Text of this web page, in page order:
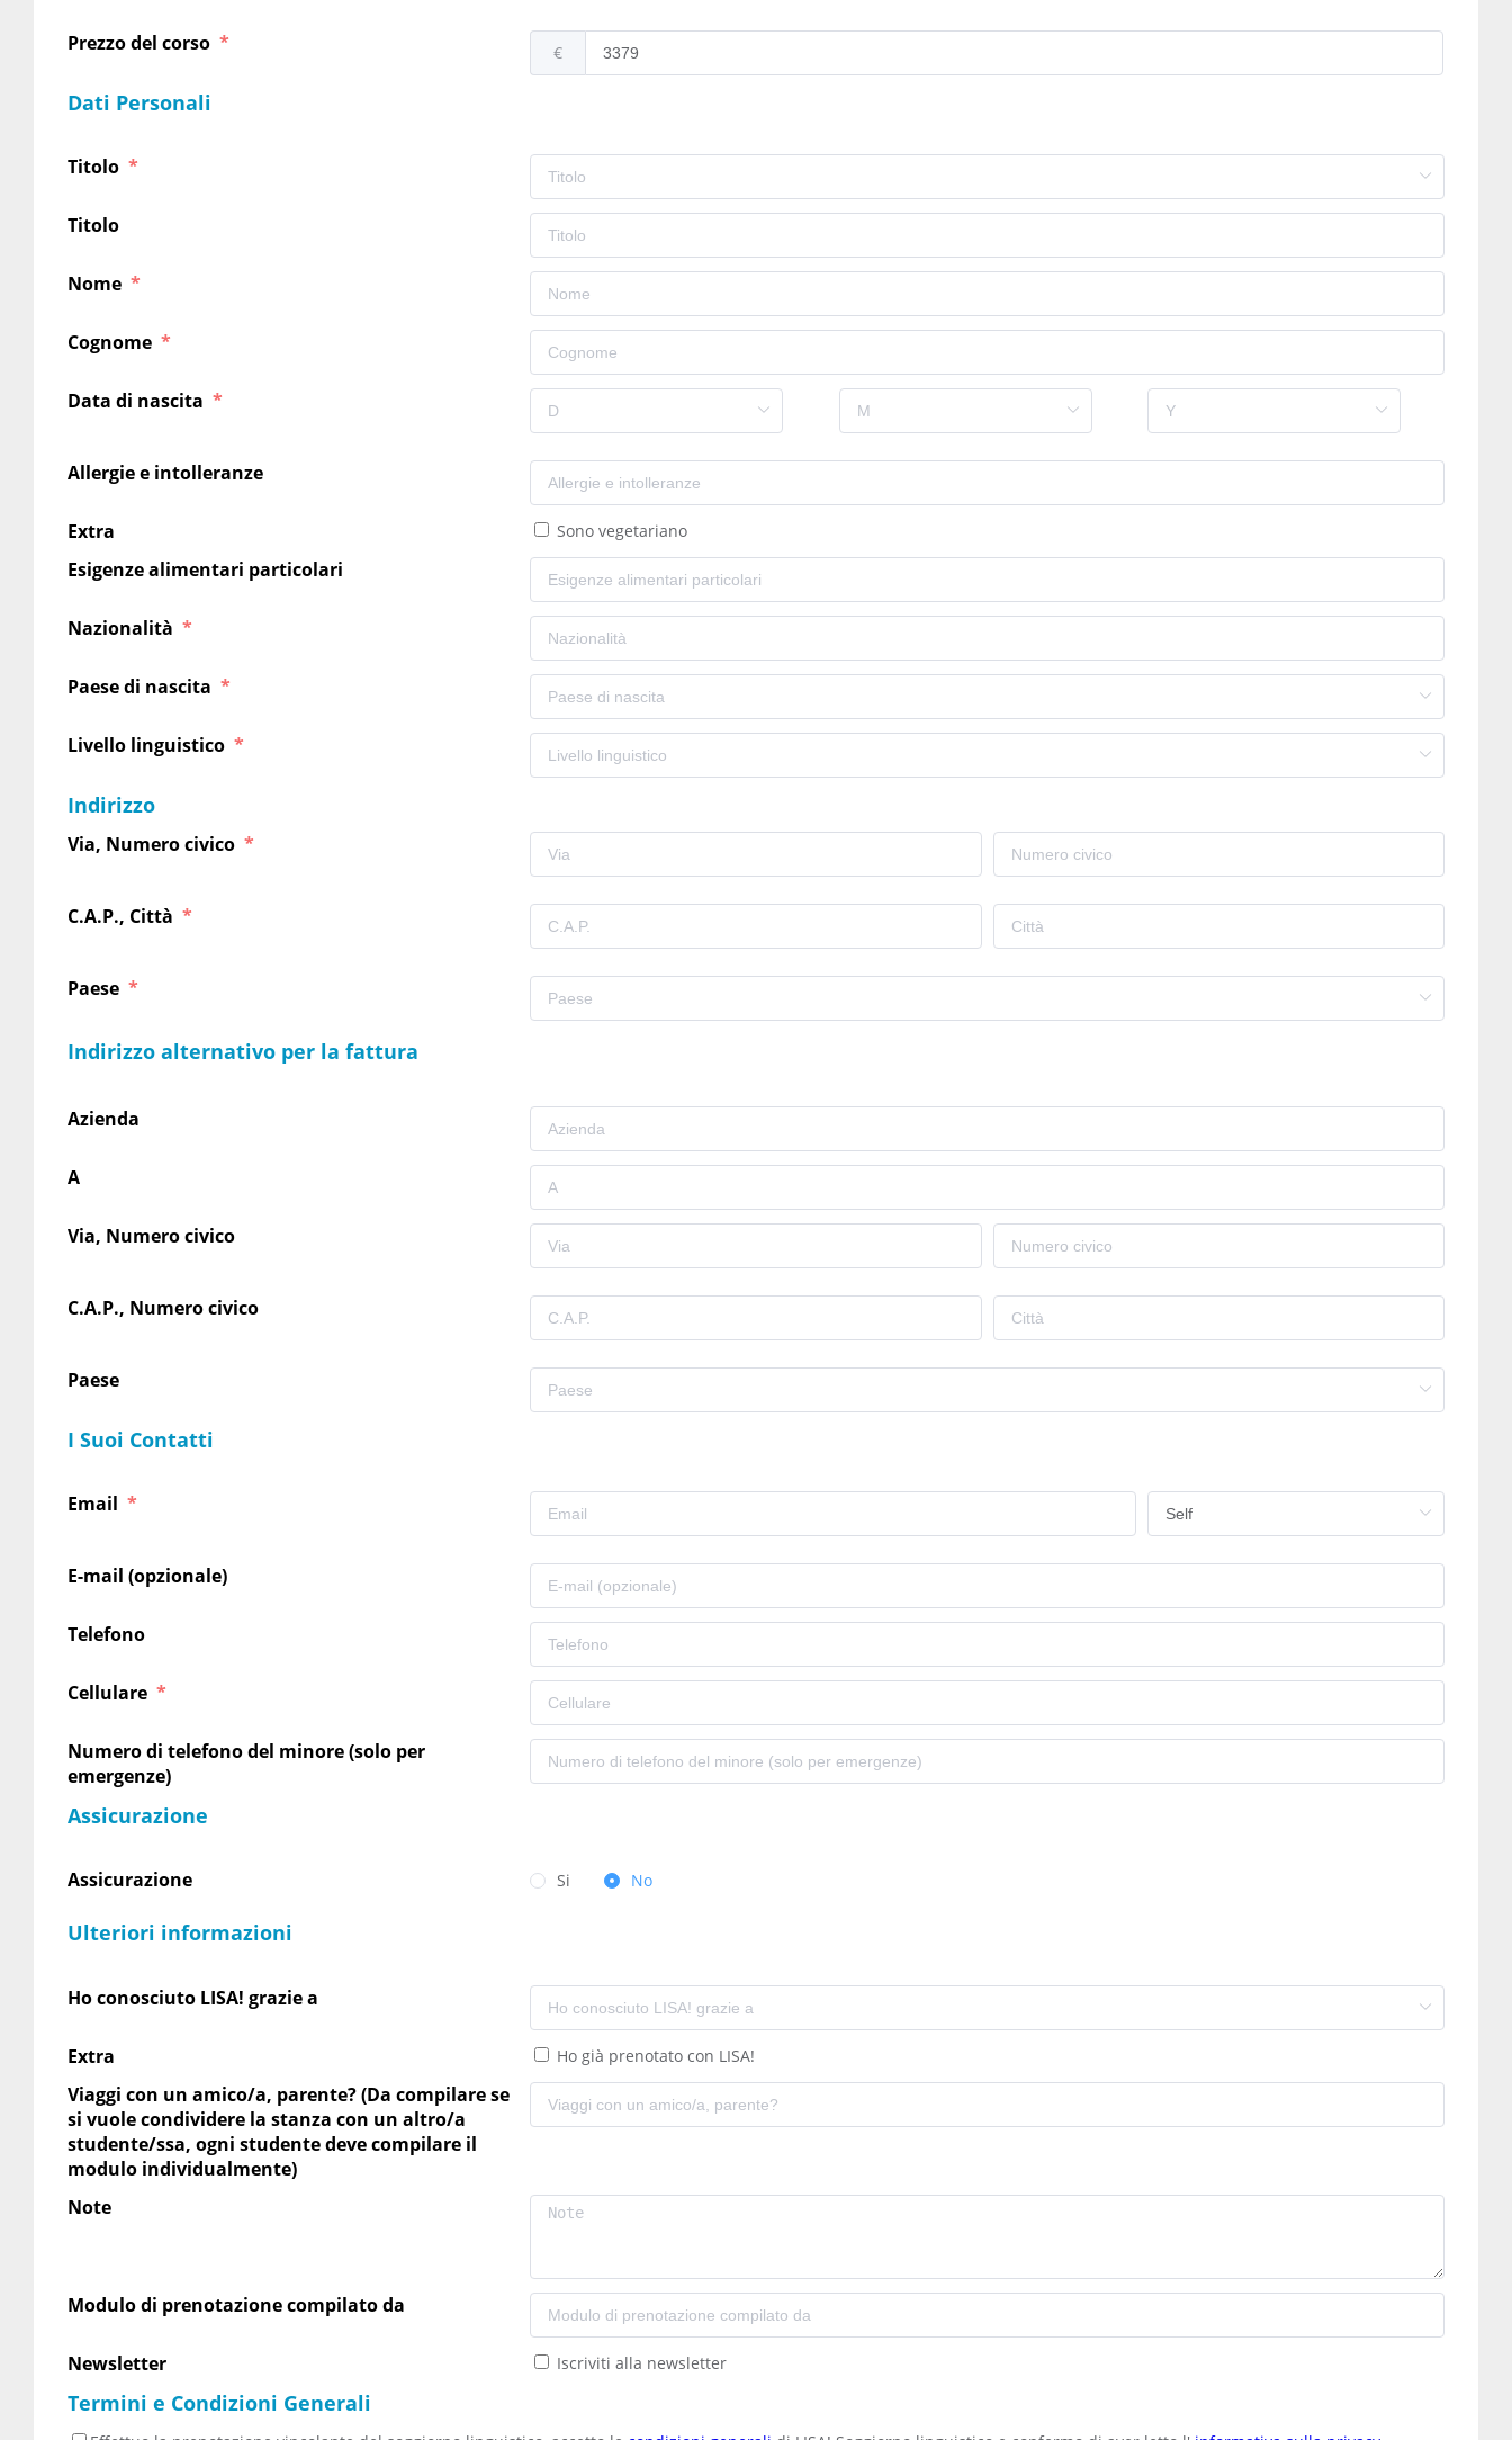
Prezzo del corso €
Dati Personali
Titolo
Titolo
Nome
Cognome
Data di nascita
Allergie e intolleranze
Extra Sono vegetariano
Esigenze alimentari particolari
Nazionalità
Paese di nascita
Livello linguistico
Indirizzo
Via, Numero civico
C.A.P., Città
Paese
Indirizzo alternativo per la fattura
Azienda
A
Via, Numero civico
C.A.P., Numero civico
Paese
I Suoi Contatti
Email
E-mail (opzionale)
Telefono
Cellulare
Numero di telefono del minore (solo per
emergenze)
Assicurazione
Assicurazione Si No
Ulteriori informazioni
Ho conosciuto LISA! grazie a
Extra Ho già prenotato con LISA!
Viaggi con un amico/a, parente? (Da compilare se
si vuole condividere la stanza con un altro/a
studente/ssa, ogni studente deve compilare il
modulo individualmente)
Note
Modulo di prenotazione compilato da
Newsletter Iscriviti alla newsletter
Termini e Condizioni Generali